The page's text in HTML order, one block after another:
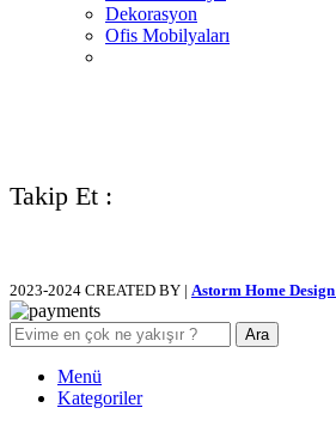
Dekorasyon
Ofis Mobilyaları
Takip Et :
2023-2024 CREATED BY | Astorm Home Design
Ara
Menü
Kategoriler